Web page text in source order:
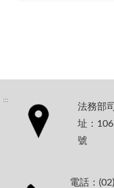
:::
法務部
址：
號
電話：